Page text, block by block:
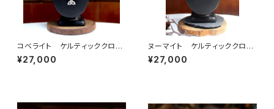
コベライト ケルティッククロ
ス ハイアーセルフ、天使とのコ
ミュニケーション 神と人間の
¥27,000
ヌーマイト ケルティッククロ
ス 永遠の神の愛、魔力を持っ
て保護する力
¥27,000